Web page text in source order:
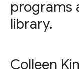
programs
library.
Colleen